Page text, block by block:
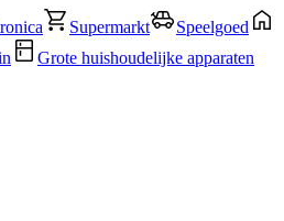
Supermarkt
Speelgoed
Grote huishoudelijke apparaten